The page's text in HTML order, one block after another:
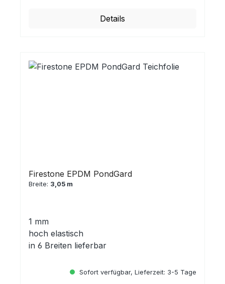
Details
Firestone EPDM PondGard
Breite: 3,05 m
1 mm
hoch elastisch
in 6 Breiten lieferbar
Sofort verfügbar, Lieferzeit: 3-5 Tage